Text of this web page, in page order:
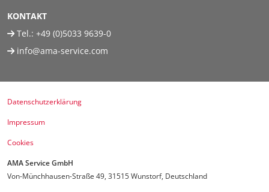
KONTAKT
Tel.: +49 (0)5033 9639-0
info@ama-service.com
Datenschutzerklärung
Impressum
Cookies
AMA Service GmbH
Von-Münchhausen-Straße 49, 31515 Wunstorf, Deutschland